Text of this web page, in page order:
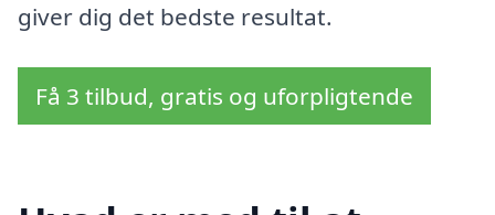
giver dig det bedste resultat.
Få 3 tilbud, gratis og uforpligtende